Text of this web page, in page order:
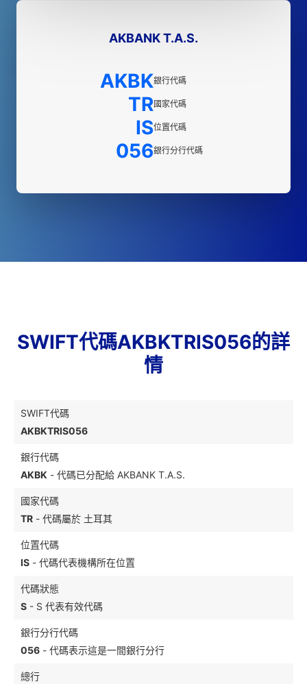
AKBANK T.A.S.
AKBK銀行代碼
TR國家代碼
IS位置代碼
056銀行分行代碼
SWIFT代碼AKBKTRIS056的詳
情
SWIFT代碼
AKBKTRIS056
銀行代碼
AKBK - 代碼已分配給 AKBANK T.A.S.
國家代碼
TR - 代碼屬於 土耳其
位置代碼
IS - 代碼代表機構所在位置
代碼狀態
S - S 代表有效代碼
銀行分行代碼
056 - 代碼表示這是一間銀行分行
總行